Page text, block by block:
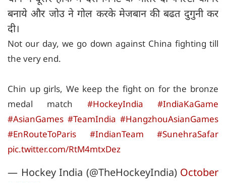
बनाये और जोउ ने गोल करके मेजबान की बढत दुगुनी कर
दी।
Not our day, we go down against China fighting till
the very end.
Chin up girls, We keep the fight on for the bronze
medal match #HockeyIndia
#IndiaKaGame
#AsianGames #TeamIndia #HangzhouAsianGames
#EnRouteToParis
#IndianTeam
#SunehraSafar
pic.twitter.com/RtM4mtxDez
— Hockey India (@TheHockeyIndia) October